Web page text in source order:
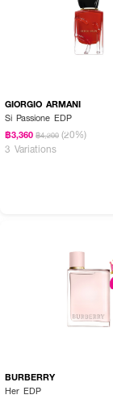
GIORGIO ARMANI
Si Passione EDP
฿3,360 ฿4,200 (20%)
3 Variations
BURBERRY
Her EDP